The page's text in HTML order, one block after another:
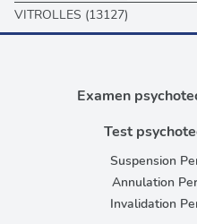
VITROLLES (13127)
Examen
Test
Suspension
Annulation
Invalidation